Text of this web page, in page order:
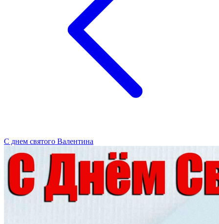
С днем святого Валентина